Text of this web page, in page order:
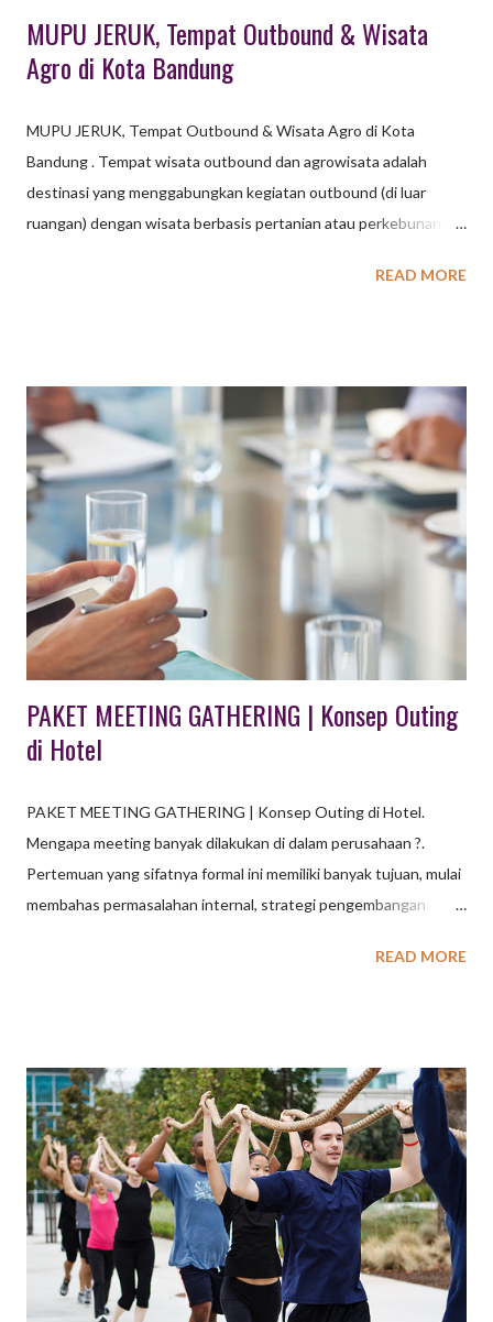
MUPU JERUK, Tempat Outbound & Wisata
Agro di Kota Bandung
MUPU JERUK, Tempat Outbound & Wisata Agro di Kota
Bandung . Tempat wisata outbound dan agrowisata adalah
destinasi yang menggabungkan kegiatan outbound (di luar
ruangan) dengan wisata berbasis pertanian atau perkebunan.
kelompok di alam terbuka, serta kesempatan untuk belajar
meningkatkan keterampilan kepemimpinan, atau sekadar
rekreasi. Agrowisata: Merupakan jenis pariwisata yang
memanfaatkan lahan pertanian atau perkebunan sebagai daya
tarik utama. Pengunjung dapat belajar tentang proses
pertanian, memetik buah langsung dari pohonnya, atau
berinteraksi dengan hewan ternak. baca juga : Paket Outbound
1 Hari di Bandung, Pilihan Seru untuk Gathering Banyak tempat
wisata kini menggabungkan kedua konsep ini. Pengunjung dapat
menikmati keg...
READ MORE
PAKET MEETING GATHERING | Konsep Outing
di Hotel
PAKET MEETING GATHERING | Konsep Outing di Hotel.
Mengapa meeting banyak dilakukan di dalam perusahaan ?.
Pertemuan yang sifatnya formal ini memiliki banyak tujuan, mulai
membahas permasalahan internal, strategi pengembangan
koordinasi dengan pihak ketiga. Agar kegiatan meeting ini dapat
diselesaikan. Apalagi apabila setiap bagian membuat daftar / list
permasalahan yang harus dikoordinasikan. Pasti akan sangat
banyak sekali dan memang penting untuk dilakukan meeting.
PAKET MEETING DENGAN KONSEP OUTING Kegiatan
meeting reguler yang biasanya dilakukan harian atau mingguan,
pada umumnya cukup dilaksanakan di kantor. Namun untuk
agenda pertemuan meeting tahunan atau dengan peserta dari
kota yang berbeda, perlu dikemas dengan konsep outing. Hal ini
READ MORE